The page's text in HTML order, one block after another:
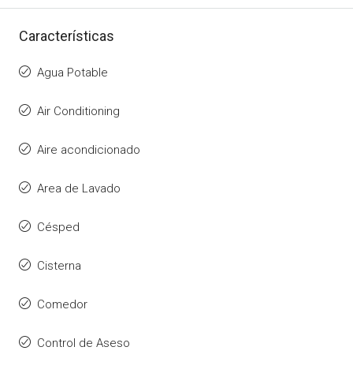
Características
Agua Potable
Air Conditioning
Aire acondicionado
Area de Lavado
Césped
Cisterna
Comedor
Control de Aseso